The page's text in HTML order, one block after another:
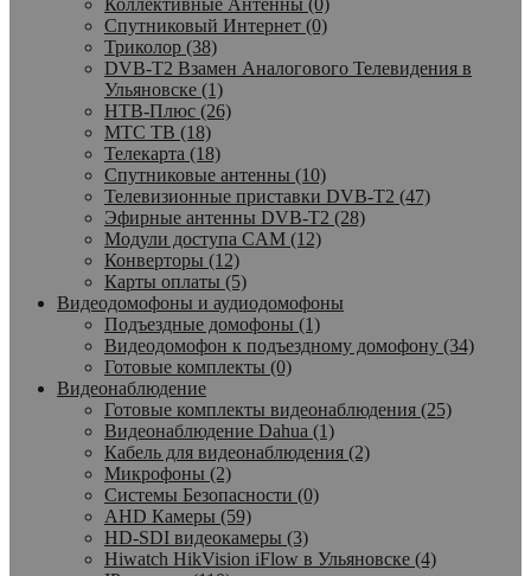
Коллективные Антенны (0)
Спутниковый Интернет (0)
Триколор (38)
DVB-T2 Взамен Аналогового Телевидения в
Ульяновске (1)
НТВ-Плюс (26)
МТС ТВ (18)
Телекарта (18)
Спутниковые антенны (10)
Телевизионные приставки DVB-T2 (47)
Эфирные антенны DVB-T2 (28)
Модули доступа CAM (12)
Конверторы (12)
Карты оплаты (5)
Видеодомофоны и аудиодомофоны
Подъездные домофоны (1)
Видеодомофон к подъездному домофону (34)
Готовые комплекты (0)
Видеонаблюдение
Готовые комплекты видеонаблюдения (25)
Видеонаблюдение Dahua (1)
Кабель для видеонаблюдения (2)
Микрофоны (2)
Системы Безопасности (0)
AHD Камеры (59)
HD-SDI видеокамеры (3)
Hiwatch HikVision iFlow в Ульяновске (4)